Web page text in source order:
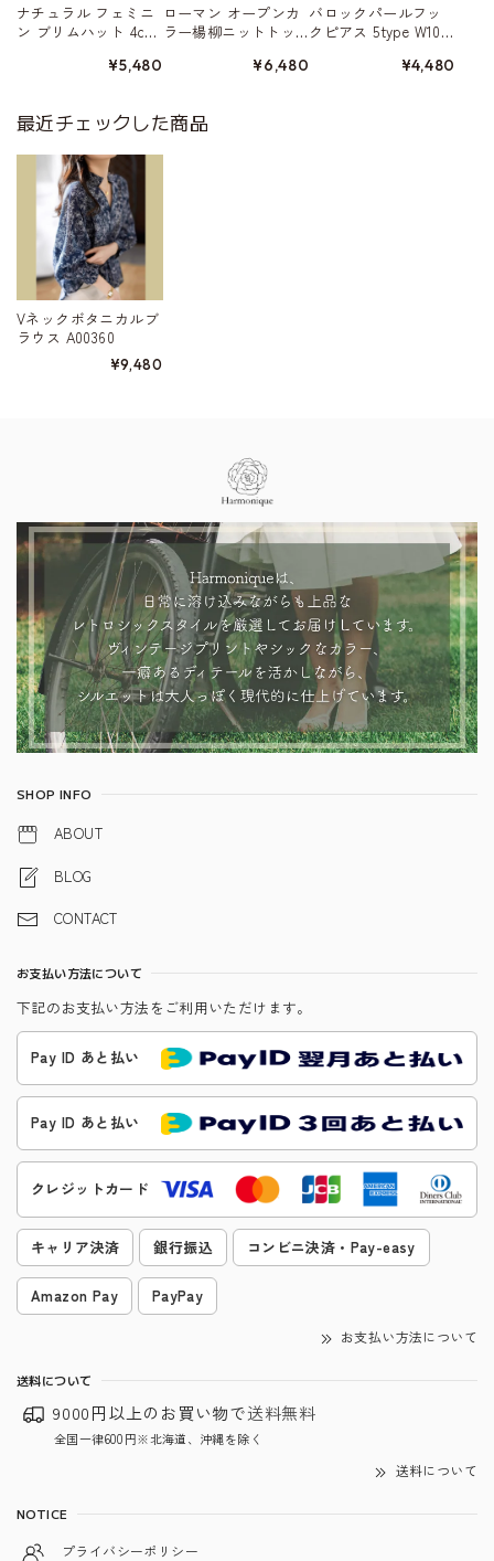
ナチュラル フェミニ
ン ブリムハット 4col
¥5,480
ローマン オープンカ
ラー楊柳ニットトッ
¥6,480
バロックパールフッ
クピアス 5type W1032
¥4,480
最近チェックした商品
Vネックボタニカルブ
ラウス A00360
¥9,480
SHOP INFO
ABOUT
BLOG
CONTACT
お支払い方法について
下記のお支払い方法をご利用いただけます。
Pay ID あと払い
Pay ID あと払い
クレジットカード
キャリア決済 銀行振込 コンビニ決済・Pay-easy
Amazon Pay PayPay
お支払い方法について
送料について
9000円以上のお買い物で送料無料
全国一律600円※北海道、沖縄を除く
送料について
NOTICE
プライバシーポリシー